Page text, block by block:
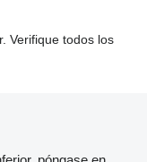
Verifique todos los